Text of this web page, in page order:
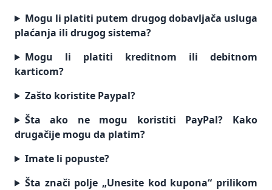
Mogu li platiti putem drugog dobavljača usluga
plaćanja ili drugog sistema?
Mogu li platiti kreditnom ili debitnom
karticom?
Zašto koristite Paypal?
Šta ako ne mogu koristiti PayPal? Kako
drugačije mogu da platim?
Imate li popuste?
Šta znači polje „Unesite kod kupona“ prilikom